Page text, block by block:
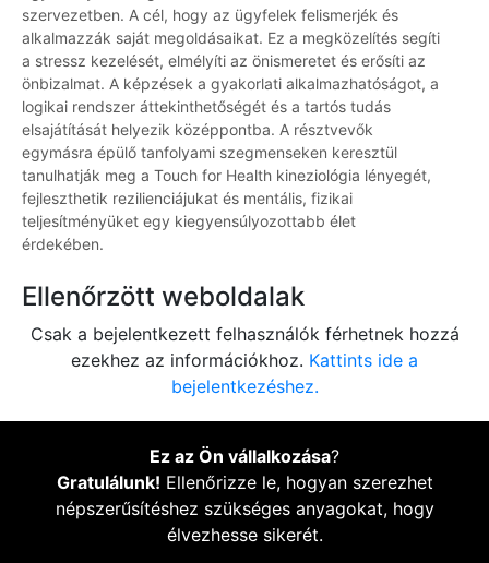
szervezetben. A cél, hogy az ügyfelek felismerjék és
alkalmazzák saját megoldásaikat. Ez a megközelítés segíti
a stressz kezelését, elmélyíti az önismeretet és erősíti az
önbizalmat. A képzések a gyakorlati alkalmazhatóságot, a
logikai rendszer áttekinthetőségét és a tartós tudás
elsajátítását helyezik középpontba. A résztvevők
egymásra épülő tanfolyami szegmenseken keresztül
tanulhatják meg a Touch for Health kineziológia lényegét,
fejleszthetik rezilienciájukat és mentális, fizikai
teljesítményüket egy kiegyensúlyozottabb élet
érdekében.
Ellenőrzött weboldalak
Csak a bejelentkezett felhasználók férhetnek hozzá
ezekhez az információkhoz. Kattints ide a
bejelentkezéshez.
Ez az Ön vállalkozása?
Gratulálunk! Ellenőrizze le, hogyan szerezhet
népszerűsítéshez szükséges anyagokat, hogy
élvezhesse sikerét.